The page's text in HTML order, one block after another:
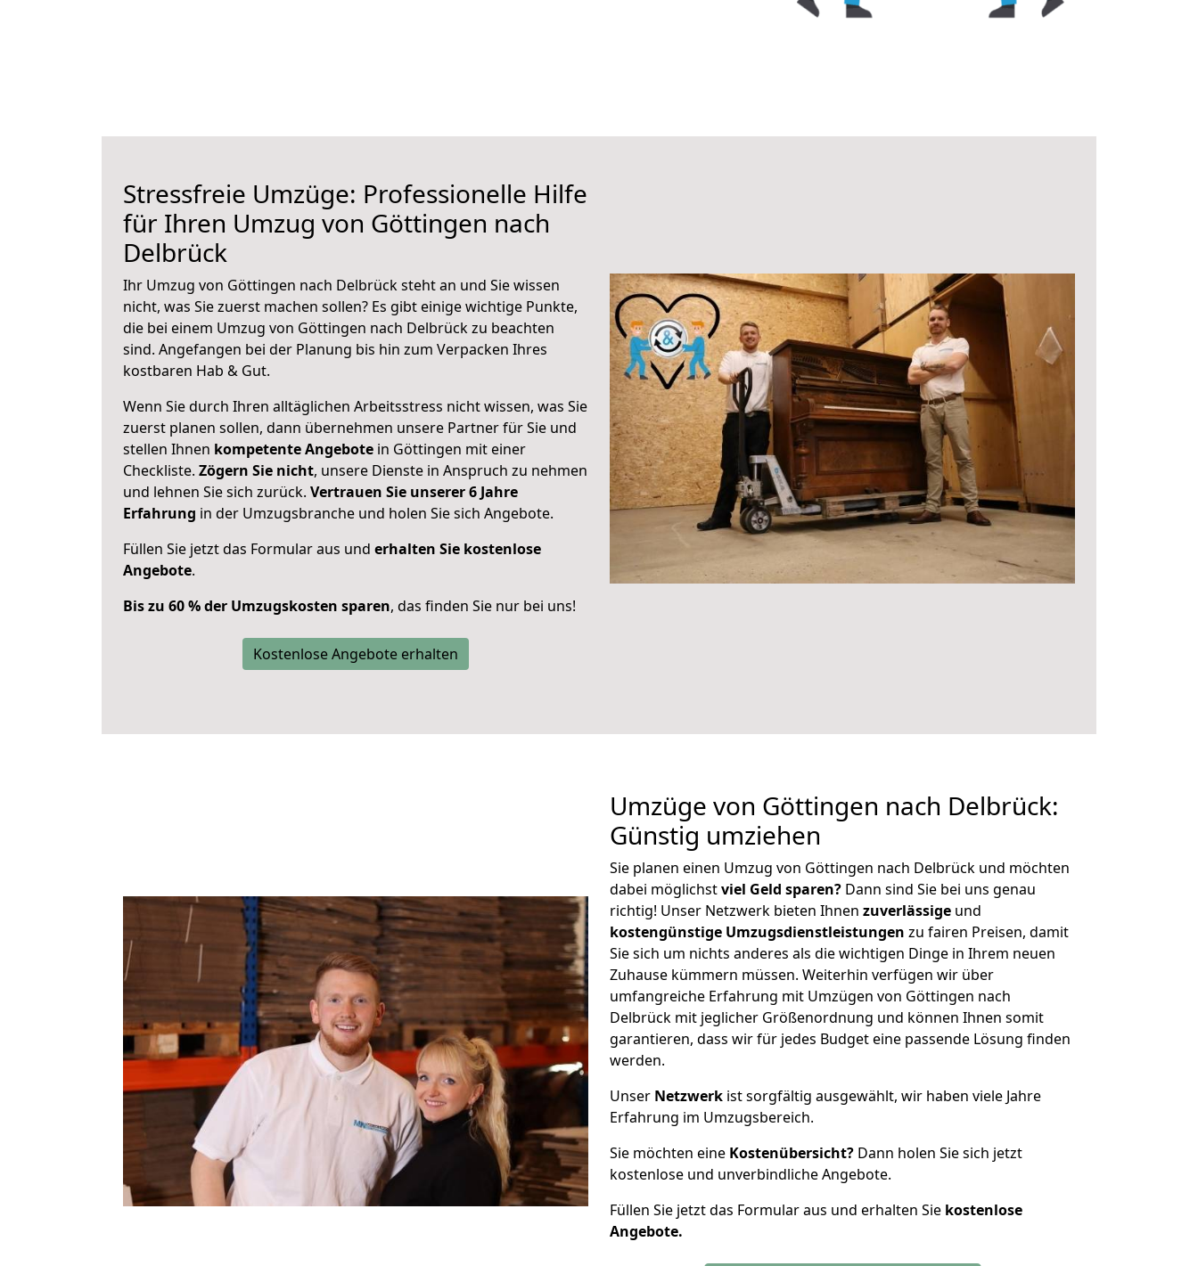
Stressfreie Umzüge: Professionelle Hilfe
für Ihren Umzug von Göttingen nach
Delbrück
Ihr Umzug von Göttingen nach Delbrück steht an und Sie wissen
nicht, was Sie zuerst machen sollen? Es gibt einige wichtige Punkte,
die bei einem Umzug von Göttingen nach Delbrück zu beachten
sind. Angefangen bei der Planung bis hin zum Verpacken Ihres
kostbaren Hab & Gut.
Wenn Sie durch Ihren alltäglichen Arbeitsstress nicht wissen, was Sie
zuerst planen sollen, dann übernehmen unsere Partner für Sie und
stellen Ihnen kompetente Angebote in Göttingen mit einer
Checkliste. Zögern Sie nicht, unsere Dienste in Anspruch zu nehmen
und lehnen Sie sich zurück. Vertrauen Sie unserer 6 Jahre
Erfahrung in der Umzugsbranche und holen Sie sich Angebote.
Füllen Sie jetzt das Formular aus und erhalten Sie kostenlose
Angebote.
Bis zu 60 % der Umzugskosten sparen, das finden Sie nur bei uns!
Kostenlose Angebote erhalten
Umzüge von Göttingen nach Delbrück:
Günstig umziehen
Sie planen einen Umzug von Göttingen nach Delbrück und möchten
dabei möglichstviel Geld sparen? Dann sind Sie bei uns genau
richtig! Unser Netzwerk bieten Ihnen zuverlässige und
kostengünstige Umzugsdienstleistungen zu fairen Preisen, damit
Sie sich um nichts anderes als die wichtigen Dinge in Ihrem neuen
Zuhause kümmern müssen. Weiterhin verfügen wir über
umfangreiche Erfahrung mit Umzügen von Göttingen nach
Delbrück mit jeglicher Größenordnung und können Ihnen somit
garantieren, dass wir für jedes Budget eine passende Lösung finden
werden.
Unser Netzwerk ist sorgfältig ausgewählt, wir haben viele Jahre
Erfahrung im Umzugsbereich.
Sie möchten eine Kostenübersicht? Dann holen Sie sich jetzt
kostenlose und unverbindliche Angebote.
Füllen Sie jetzt das Formular aus und erhalten Sie kostenlose
Angebote.